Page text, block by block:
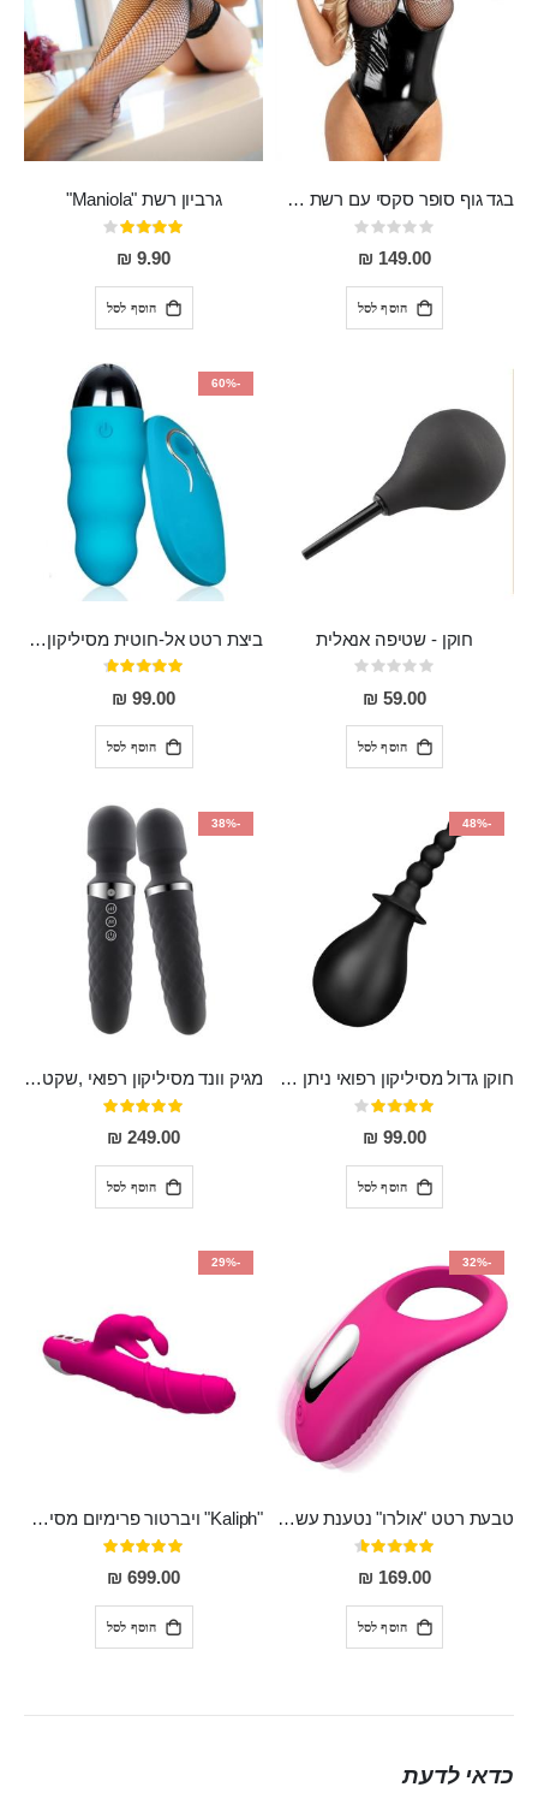
בגד גוף סופר סקסי עם רשת שקופה בחזה ושרשרות מלמעלה וריצרץ מלמטה Pan במפשעה
Rating:
0%
149.00 ₪
הוסף לסל
גרביון רשת "Maniola"
דירוג:
80%
9.90 ₪
הוסף לסל
חוקן - שטיפה אנאלית
Rating:
0%
59.00 ₪
הוסף לסל
-60%
ביצת רטט אל-חוטית מסיליקון רפואי בגודל של 8 ס"מ ורוחב 3 ס"מ בעלת 20 מהירויות שונות "ENKI"
דירוג:
93%
99.00 ₪
הוסף לסל
-48%
חוקן גדול מסיליקון רפואי ניתן לשימוש גם כפלאג וגם כחרוזים אנאלים
דירוג:
80%
99.00 ₪
הוסף לסל
-38%
מגיק וונד מסיליקון רפואי ,שקט במיוחד, נטען בעל 10 מהירויות שונות "Erna"
דירוג:
100%
249.00 ₪
הוסף לסל
-32%
טבעת רטט "אולרו" נטענת עשויה סיליקון רפואי עם רטט חזק ומטריף חושים
דירוג:
91%
169.00 ₪
הוסף לסל
-29%
"Kaliph" ויברטור פרימיום מסיליקון רפואי , נטען, שקט במיוחד, מסתובב ומתפתל, שמנמן עם חדירה 14 סמ
דירוג:
100%
699.00 ₪
הוסף לסל
כדאי לדעת